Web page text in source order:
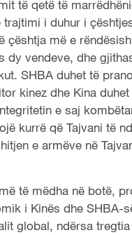
të qetë të
trajtimi i duhur i
çështja më e
dy vendeve, dhe
SHBA duhet të
kinez dhe Kina
e saj
kurrë që Tajvani të
e armëve në
të mëdha në botë,
i Kinës dhe SHBA-
global, ndërsa